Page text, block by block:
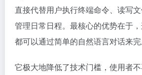
直接代替用户执行终端命令、读写
管理日常日程。最核心的优势在于
都可以通过简单的自然语言对话来完
它极大地降低了技术门槛，使用者